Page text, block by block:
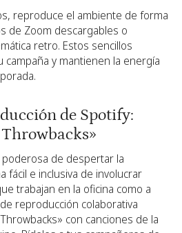
reproduce el ambiente de forma
de Zoom descargables o
retro. Estos sencillos
y mantienen la energía
de Spotify:
de despertar la
fácil e inclusiva de involucrar
trabajan en la oficina como a
reproducción colaborativa
con canciones de la